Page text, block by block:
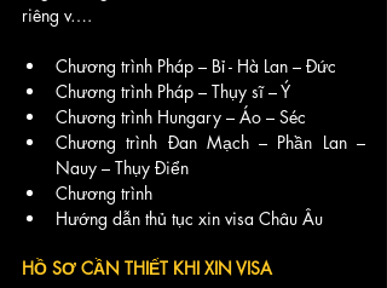
riêng v….
Chương trình Pháp – Bỉ - Hà Lan – Đức
Chương trình Pháp – Thụy sĩ – Ý
Chương trình Hungary – Áo – Séc
Chương trình Đan Mạch – Phần Lan –
Nauy – Thụy Điển
Chương trình
Hướng dẫn thủ tục xin visa Châu Âu
HỒ SƠ CẦN THIẾT KHI XIN VISA